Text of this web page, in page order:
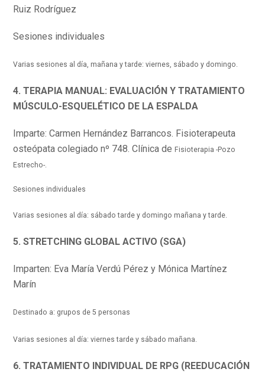
Ruiz Rodríguez
Sesiones individuales
Varias sesiones al día, mañana y tarde: viernes, sábado y domingo.
4. TERAPIA MANUAL: EVALUACIÓN Y TRATAMIENTO
MÚSCULO-ESQUELÉTICO DE LA ESPALDA
Imparte: Carmen Hernández Barrancos. Fisioterapeuta
osteópata colegiado nº 748. Clínica de Fisioterapia -Pozo
Estrecho-.
Sesiones individuales
Varias sesiones al día: sábado tarde y domingo mañana y tarde.
5. STRETCHING GLOBAL ACTIVO (SGA)
Imparten: Eva María Verdú Pérez y Mónica Martínez
Marín
Destinado a: grupos de 5 personas
Varias sesiones al día: viernes tarde y sábado mañana.
6. TRATAMIENTO INDIVIDUAL DE RPG (REEDUCACIÓN